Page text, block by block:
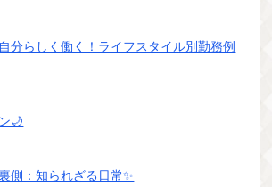
分らしく働く！ライフスタイル別勤務例
🌙
側：知られざる日常✨